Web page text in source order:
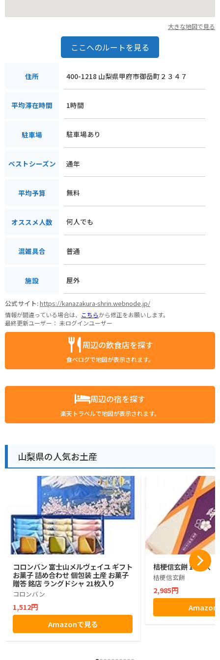
大きな地図で見る
ここへのルートを見る
住所 400-1218 山梨県甲府市御岳町２３４７
平均滞在時間 1時間
駐車場 駐車場あり
ベストシーズン 通年
平均予算 無料
オススメ人数 何人でも
混雑具合 普通
施設 屋外
公式サイト:https://kanazakura-shrin.webnode.jp/
情報が間違っている場合は、 こちらから修正をお願いします。
最終更新ユーザー： 未ログインユーザー
周辺の飲食店を探す
食べログで地図が表示されます。
周辺の宿を探す
楽天トラベルで地図が表示されます。
山梨県の人気お土産
コロンバン 富士山メルヴェイユ ギフト
お菓子 詰め合わせ 個包装 土産 お菓子
贈答 銘店 ラングドシャ 21枚入り
コロンバン
1,512円
Amazonで見る
桔梗信玄餅 10個入
桔梗信玄餅
2,985円
Amazon